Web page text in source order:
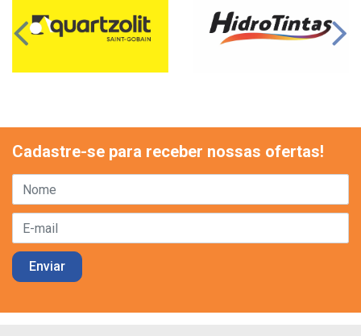
Cadastre-se para receber nossas ofertas!